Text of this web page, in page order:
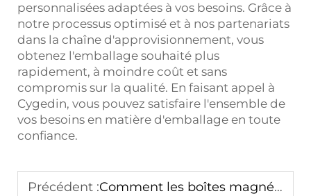
personnalisées adaptées à vos besoins. Grâce à
notre processus optimisé et à nos partenariats
dans la chaîne d'approvisionnement, vous
obtenez l'emballage souhaité plus
rapidement, à moindre coût et sans
compromis sur la qualité. En faisant appel à
Cygedin, vous pouvez satisfaire l'ensemble de
vos besoins en matière d'emballage en toute
confiance.
Précédent :Comment les boîtes magnétiques pivotantes redéfinissent l'emballage haut de gamme